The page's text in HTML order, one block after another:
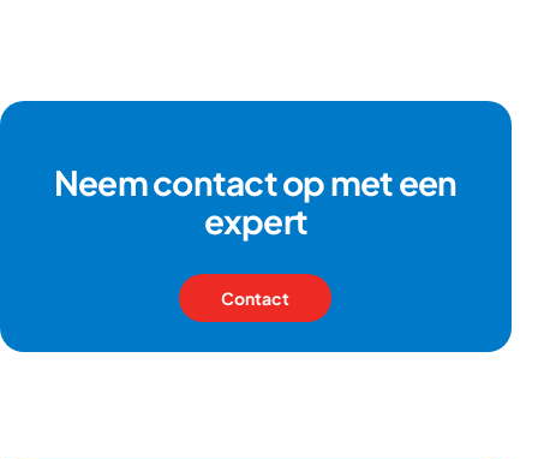
Neem contact op met een
expert
Contact